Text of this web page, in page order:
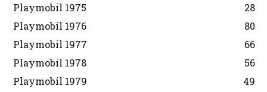
Playmobil 1975
28
Playmobil 1976
80
Playmobil 1977
66
Playmobil 1978
56
Playmobil 1979
49